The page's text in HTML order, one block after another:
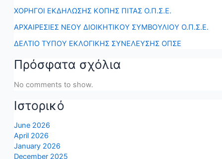
ΧΟΡΗΓΟΙ ΕΚΔΗΛΩΣΗΣ ΚΟΠΗΣ ΠΙΤΑΣ Ο.Π.Σ.Ε.
ΑΡΧΑΙΡΕΣΙΕΣ ΝΕΟΥ ΔΙΟΙΚΗΤΙΚΟΥ ΣΥΜΒΟΥΛΙΟΥ Ο.Π.Σ.Ε.
ΔΕΛΤΙΟ ΤΥΠΟΥ ΕΚΛΟΓΙΚΗΣ ΣΥΝΕΛΕΥΣΗΣ ΟΠΣΕ
Πρόσφατα σχόλια
No comments to show.
Ιστορικό
June 2026
April 2026
January 2026
December 2025